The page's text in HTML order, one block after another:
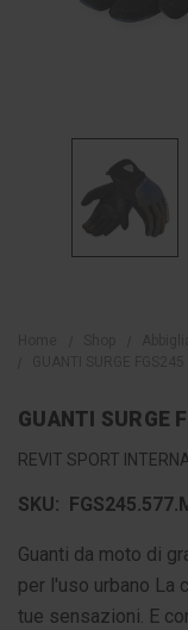
GUANTI SURGE
REVIT SPORT
SKU:
Guanti da moto di
per l'uso urbano La
tue sensazioni. E